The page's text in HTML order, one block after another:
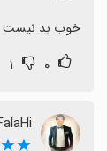
خوب بد نیست
۰ ۱